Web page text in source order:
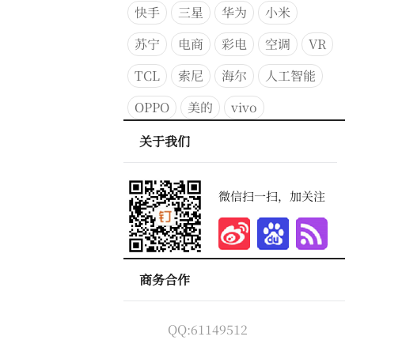
快手
三星 华为
小米
苏宁
电商 彩电 空调
VR
TCL
索尼 海尔
人工智能
OPPO
美的
vivo
关于我们
微信扫一扫，加关注
商务合作
QQ:61149512